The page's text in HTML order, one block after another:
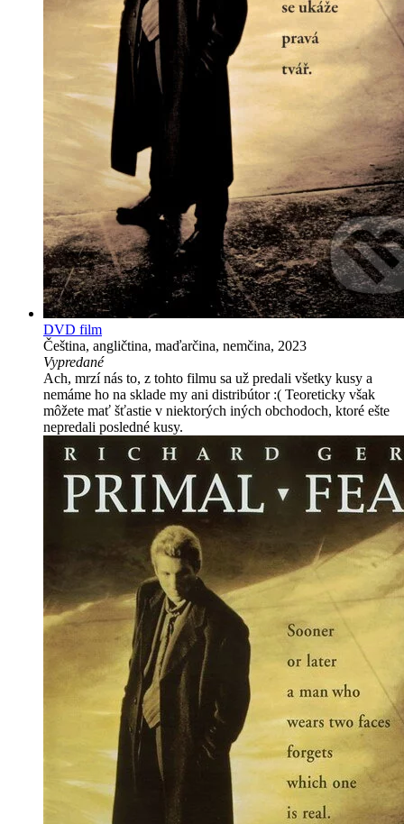
DVD film
Čeština, angličtina, maďarčina, nemčina, 2023
Vypredané
Ach, mrzí nás to, z tohto filmu sa už predali všetky kusy a
nemáme ho na sklade my ani distribútor :( Teoreticky však
môžete mať šťastie v niektorých iných obchodoch, ktoré ešte
nepredali posledné kusy.